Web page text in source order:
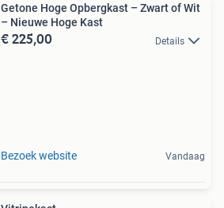
Getone Hoge Opbergkast – Zwart of Wit
– Nieuwe Hoge Kast
€ 225,00 Details
Bezoek website Vandaag